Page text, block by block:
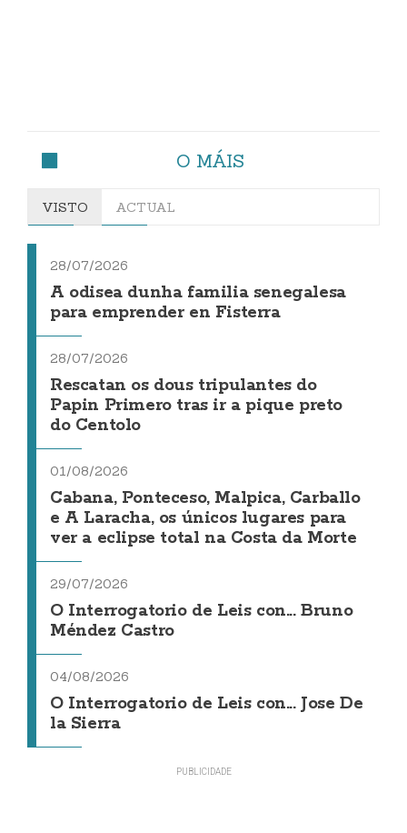
O MÁIS
VISTO ACTUAL
28/07/2026
A odisea dunha familia senegalesa
para emprender en Fisterra
28/07/2026
Rescatan os dous tripulantes do
Papin Primero tras ir a pique preto
do Centolo
01/08/2026
Cabana, Ponteceso, Malpica, Carballo
e A Laracha, os únicos lugares para
ver a eclipse total na Costa da Morte
29/07/2026
O Interrogatorio de Leis con... Bruno
Méndez Castro
04/08/2026
O Interrogatorio de Leis con... Jose De
la Sierra